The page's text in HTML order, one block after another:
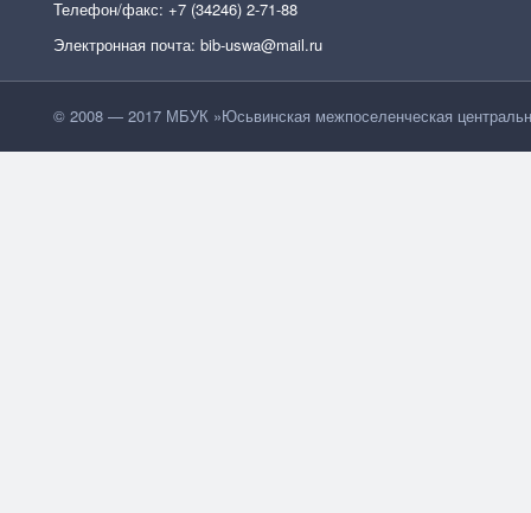
Телефон/факс: +7 (34246) 2-71-88
Электронная почта: bib-uswa@mail.ru
© 2008 — 2017 МБУК »Юсьвинская межпоселенческая